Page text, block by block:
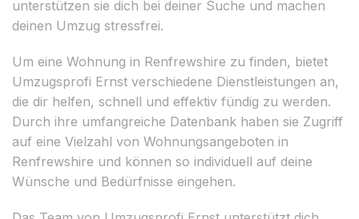
unterstützen sie dich bei deiner Suche und machen
deinen Umzug stressfrei.
Um eine Wohnung in Renfrewshire zu finden, bietet
Umzugsprofi Ernst verschiedene Dienstleistungen an,
die dir helfen, schnell und effektiv fündig zu werden.
Durch ihre umfangreiche Datenbank haben sie Zugriff
auf eine Vielzahl von Wohnungsangeboten in
Renfrewshire und können so individuell auf deine
Wünsche und Bedürfnisse eingehen.